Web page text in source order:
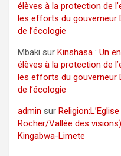
élèves à la protection de
les efforts du gouverneur
de l’écologie
Mbaki sur Kinshasa : Un
élèves à la protection de
les efforts du gouverneur
de l’écologie
admin sur
Rocher/Vallée des
Kingabwa-Limete